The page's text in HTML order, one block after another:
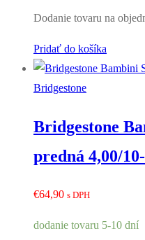
Dodanie tovaru na
Pridať do košíka
Bridgestone
Bridgestone
predná 4,00/
€64,90 s DPH
dodanie tovaru 5-10 dní